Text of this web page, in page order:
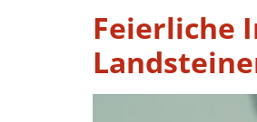
Feierliche